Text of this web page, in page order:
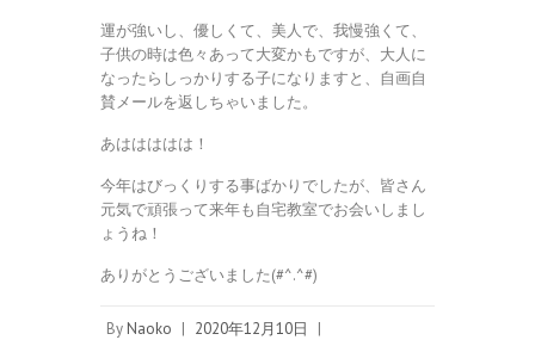
運が強いし、優しくて、美人で、我慢強くて、
子供の時は色々あって大変かもですが、大人に
なったらしっかりする子になりますと、自画自
賛メールを返しちゃいました。
あははははは！
今年はびっくりする事ばかりでしたが、皆さん
元気で頑張って来年も自宅教室でお会いしまし
ょうね！
ありがとうございました(#^.^#)
By Naoko | 2020年12月10日
|